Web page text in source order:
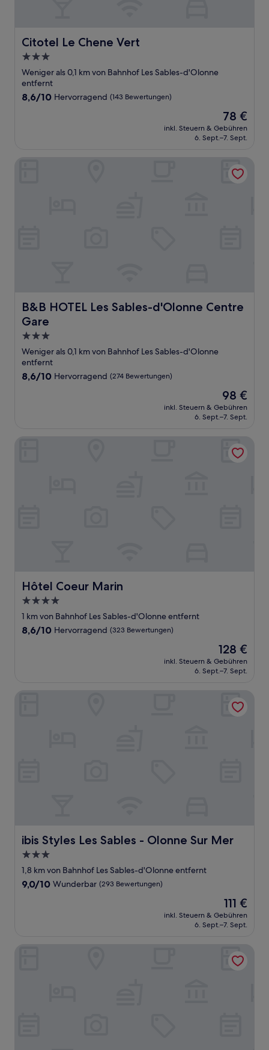
Citotel Le Chene Vert
Citotel Le Chene Vert
3.0-
Sterne-
Unterkunft
Weniger als 0,1 km von Bahnhof Les Sables-d'Olonne
entfernt
8.6
8,6/10 Hervorragend (143 Bewertungen)
Der
Preis
beträgt
78 €
inkl. Steuern & Gebühren
6. Sept.–7. Sept.
B&B HOTEL Les Sables-d'Olonne Centre
Gare
B&B HOTEL Les Sables-d'Olonne Centre Gare
3.0-
Sterne-
Unterkunft
Weniger als 0,1 km von Bahnhof Les Sables-d'Olonne
entfernt
8.6
8,6/10 Hervorragend (274 Bewertungen)
Der
Preis
beträgt
98 €
inkl. Steuern & Gebühren
6. Sept.–7. Sept.
Hôtel Coeur Marin
Hôtel Coeur Marin
4.0-
Sterne-
Unterkunft
1 km von Bahnhof Les Sables-d'Olonne entfernt
8.6
8,6/10 Hervorragend (323 Bewertungen)
Der
Preis
beträgt
128 €
inkl. Steuern & Gebühren
6. Sept.–7. Sept.
ibis Styles Les Sables - Olonne Sur Mer
ibis Styles Les Sables - Olonne Sur Mer
3.0-
Sterne-
Unterkunft
1,8 km von Bahnhof Les Sables-d'Olonne entfernt
9.0
9,0/10 Wunderbar (293 Bewertungen)
Der
Preis
beträgt
111 €
inkl. Steuern & Gebühren
6. Sept.–7. Sept.